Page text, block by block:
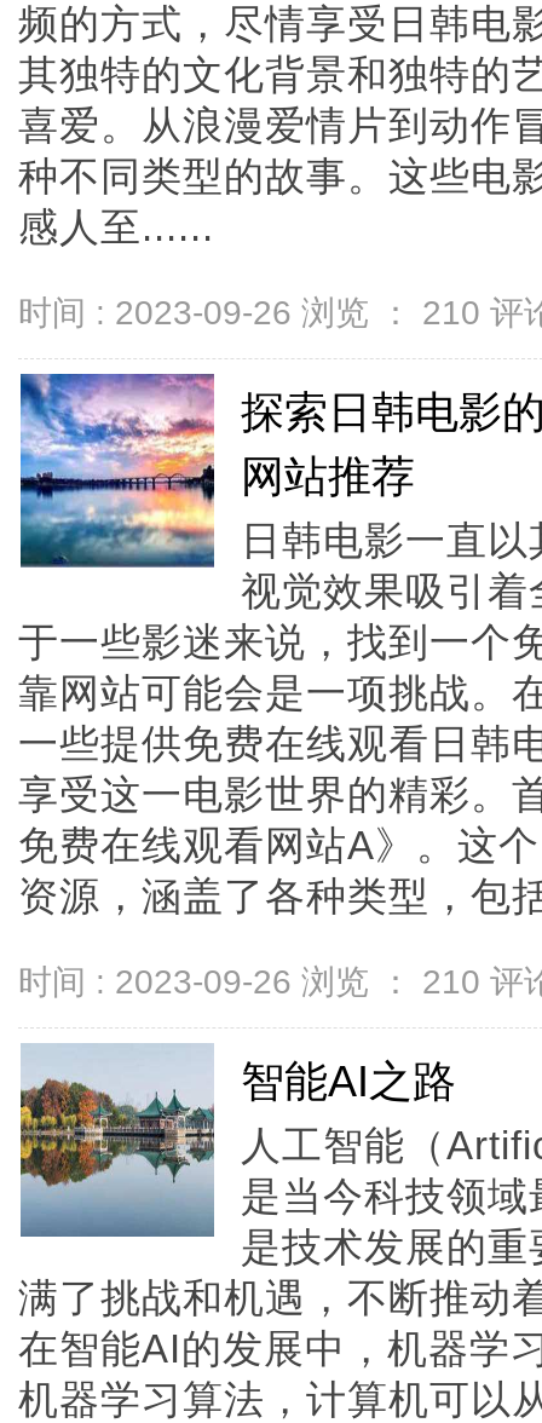
频的方式，尽情享受日韩电
其独特的文化背景和独特的
喜爱。从浪漫爱情片到动作
种不同类型的故事。这些电
感人至......
时间 : 2023-09-26 浏览 ： 210 评
探索日韩电影
网站推荐
日韩电影一直
视觉效果吸引
于一些影迷来说，找到一个
靠网站可能会是一项挑战。
一些提供免费在线观看日韩
享受这一电影世界的精彩。
免费在线观看网站A》。这
资源，涵盖了各种类型，包
时间 : 2023-09-26 浏览 ： 210 评
智能AI之路
人工智能（
是当今科技领
是技术发展的
满了挑战和机遇，不断推动
在智能AI的发展中，机器学
机器学习算法，计算机可以